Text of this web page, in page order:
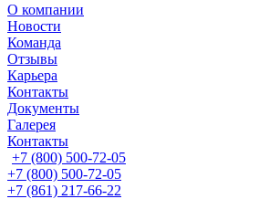
О компании
Новости
Команда
Отзывы
Карьера
Контакты
Документы
Галерея
Контакты
+7 (800) 500-72-05
+7 (800) 500-72-05
+7 (861) 217-66-22